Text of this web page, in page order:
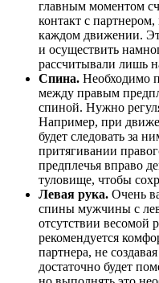
главным моментом
контакт с
каждом движении.
и осуществить
рассчитывали лишь
Спина. Необходимо
между правым
спиной. Нужно
Например, при
будет следовать за
притягивании
предплечья вправо
туловище, чтобы
Левая рука. Очень
спины мужчины с
отсутствии весомой
рекомендуется
партнера, не
достаточно будет